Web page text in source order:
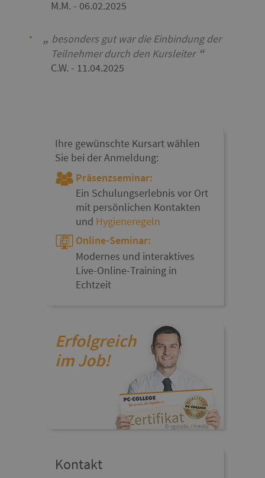
M.M. - 06.02.2025
besonders gut war die Einbindung der
Teilnehmer durch den Kursleiter
C.W. - 11.04.2025
Ihre gewünschte Kursart wählen
Sie bei der Anmeldung:
Präsenzseminar:
Ein Schulungserlebnis vor Ort
mit persönlichen Kontakten
und Hygieneregeln
Online-Seminar:
Modernes und interaktives
Live-Online-Training in
Echtzeit
Erfolgreich
im Job!
Kontakt